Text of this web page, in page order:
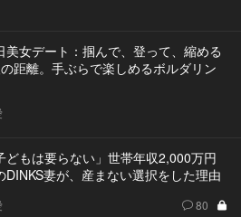
美女デート：掴んで、登って、縮める
距離。手ぶらで楽しめるボルダリン
どもは要らない」世帯年収2,000万円
DINKS妻が、産まない選択をした理由
80